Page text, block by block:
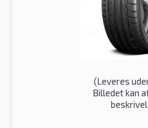
(Leveres
Billedet kan